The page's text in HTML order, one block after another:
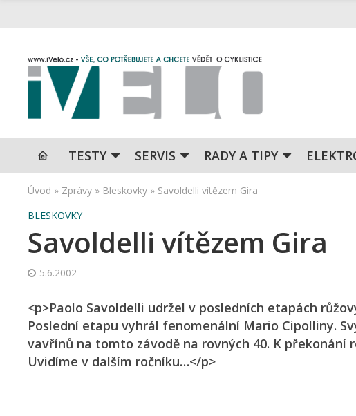
TESTY SERVIS RADY A TIPY
Úvod » Zprávy » Bleskovky » Savoldelli vítězem Gira
BLESKOVKY
Savoldelli vítězem Gira
5.6.2002
<p>Paolo Savoldelli udržel v posledních etapách
Poslední etapu vyhrál fenomenální Mario Cipolliny.
vavřínů na tomto závodě na rovných 40. K
Uvidíme v dalším ročníku…</p>